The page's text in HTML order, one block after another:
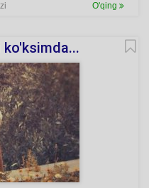
O'qing